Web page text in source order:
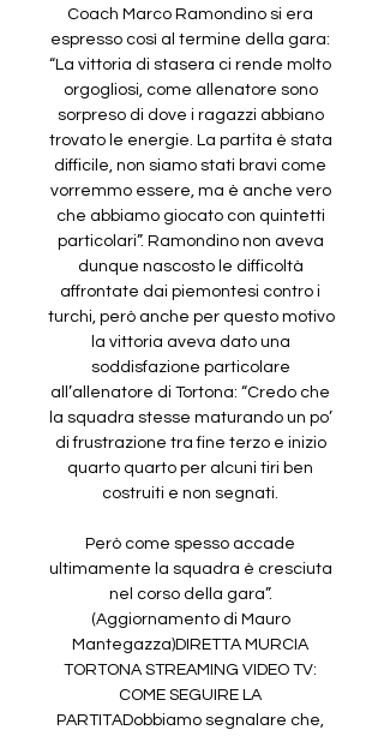
Coach Marco Ramondino si era
espresso così al termine della gara:
“La vittoria di stasera ci rende molto
orgogliosi, come allenatore sono
sorpreso di dove i ragazzi abbiano
trovato le energie. La partita è stata
difficile, non siamo stati bravi come
vorremmo essere, ma è anche vero
che abbiamo giocato con quintetti
particolari”. Ramondino non aveva
dunque nascosto le difficoltà
affrontate dai piemontesi contro i
turchi, però anche per questo motivo
la vittoria aveva dato una
soddisfazione particolare
all’allenatore di Tortona: “Credo che
la squadra stesse maturando un po’
di frustrazione tra fine terzo e inizio
quarto quarto per alcuni tiri ben
costruiti e non segnati.
Però come spesso accade
ultimamente la squadra è cresciuta
nel corso della gara”.
(Aggiornamento di Mauro
Mantegazza)DIRETTA MURCIA
TORTONA STREAMING VIDEO TV:
COME SEGUIRE LA
PARTITADobbiamo segnalare che,